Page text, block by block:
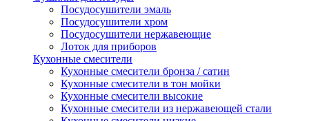
Посудосушители эмаль
Посудосушители хром
Посудосушители нержавеющие
Лоток для приборов
Кухонные смесители
Кухонные смесители бронза / сатин
Кухонные смесители в тон мойки
Кухонные смесители высокие
Кухонные смесители из нержавеющей стали